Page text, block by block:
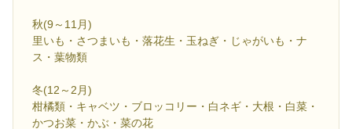
秋(9～11月)
里いも・さつまいも・落花生・玉ねぎ・じゃがいも・ナ
ス・葉物類
冬(12～2月)
柑橘類・キャベツ・ブロッコリー・白ネギ・大根・白菜・
かつお菜・かぶ・菜の花